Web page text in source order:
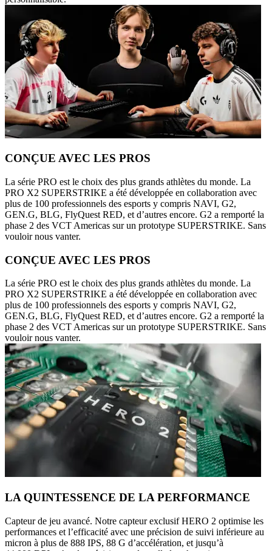
CONÇUE AVEC LES PROS
La série PRO est le choix des plus grands athlètes du monde. La
PRO X2 SUPERSTRIKE a été développée en collaboration avec
plus de 100 professionnels des esports y compris NAVI, G2,
GEN.G, BLG, FlyQuest RED, et d’autres encore. G2 a remporté la
phase 2 des VCT Americas sur un prototype SUPERSTRIKE. Sans
vouloir nous vanter.
CONÇUE AVEC LES PROS
La série PRO est le choix des plus grands athlètes du monde. La
PRO X2 SUPERSTRIKE a été développée en collaboration avec
plus de 100 professionnels des esports y compris NAVI, G2,
GEN.G, BLG, FlyQuest RED, et d’autres encore. G2 a remporté la
phase 2 des VCT Americas sur un prototype SUPERSTRIKE. Sans
vouloir nous vanter.
LA QUINTESSENCE DE LA PERFORMANCE
Capteur de jeu avancé. Notre capteur exclusif HERO 2 optimise les
performances et l’efficacité avec une précision de suivi inférieure au
micron à plus de 888 IPS, 88 G d’accélération, et jusqu’à